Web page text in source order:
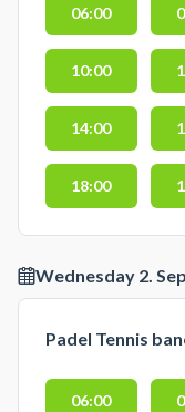
06:00
10:00
14:00
18:00
Wednesday 2.
Padel Tennis
06:00